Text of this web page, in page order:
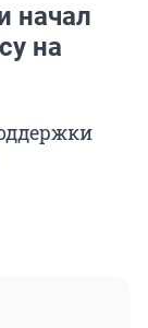
начал
на